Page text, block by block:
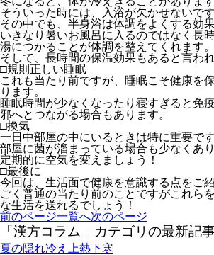
そういった時には、入浴が欠かせないです
その中でも、半身浴は体調をよくする効
いきなり暑いお風呂に入るのではなく長
湯につかることが体調を整えてくれます。
そして、長時間の保温効果もあると言われ
□規則正しい睡眠
これも当たり前ですが、睡眠こそ健康を
ります。
睡眠時間が少なくなったり寝すぎると免
邪へとつながる場合もあります。
□換気
一日中部屋の中にいるときは特に重要です
部屋に菌が溜まっている場合も少なくあり
定期的に空気を変えましょう！
□最後に
今回は、生活面で健康を意識する点をご
ごく普通の当たり前のことですがこれら
な生活を送れるでしょう！
前のページ一覧へ次のページ
「漢方コラム」カテゴリの最新記
夏の隠れ冷え上熱下寒